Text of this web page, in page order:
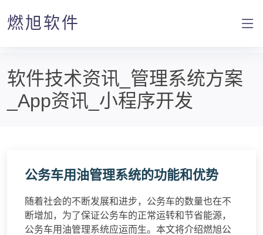
燃旭软件
软件技术资讯_管理系统方案
_App资讯_小程序开发
公务车用油管理系统的功能和优势
随着社会的不断发展和进步，公务车的数量也在不
断增加，为了保证公务车的正常运转和节省能源，
公务车用油管理系统应运而生。本文将介绍燃旭公